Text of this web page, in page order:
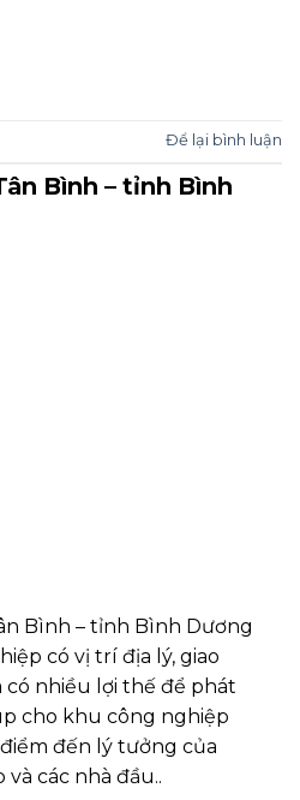
Để lại bình luận
Bình – tỉnh Bình
Bình – tỉnh Bình Dương
có vị trí địa lý, giao
nhiều lợi thế để phát
cho khu công nghiệp
đến lý tưởng của
các nhà đầu..